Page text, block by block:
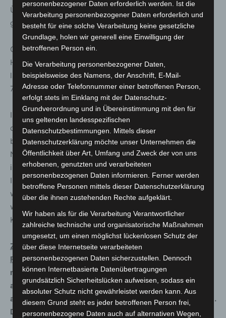
Über Details kann die zuständige Kommune Auskunft
geben.
Genesen sind in Niedersachsen nach einschlägiger
Hochrechnung 84.534 der bislang gemeldeten
laborbestätigten Fälle. Das entspricht einem Anteil von
79,9 Prozent.
In niedersächsischen Kliniken werden derzeit 1.385 mit
dem Virus infizierte Patientinnen und Patienten
behandelt: Davon liegen 1.127 Erwachsene auf
Normalstationen, 245 Erwachsene benötigen
intensivmedizinische Behandlung. Auf den
Intensivstationen müssen 153 Erwachsene beatmet
werden, 16 davon auf einem ECMO-Platz. Zwölf Kinder
werden aktuell auf einer Normalstation behandelt, ein
Kind wird auf einer Intensivstation behandelt.
Zur Interpretation der aktuellen
Fallzahlen:Erfahrungsgemäß sind die Meldezahlen
nach den Wochenenden und nach Feiertagen niedriger
als an den übrigen Wochentagen. Grund dafür ist, dass
an Wochenenden und Feiertagen weniger getestet wird.
Durch die zusätzlichen Feiertage über Weihnachten ist
personenbezogener Daten erforderlich werden. Ist die
Verarbeitung personenbezogener Daten erforderlich und
besteht für eine solche Verarbeitung keine gesetzliche
Grundlage, holen wir generell eine Einwilligung der
betroffenen Person ein.
Die Verarbeitung personenbezogener Daten,
beispielsweise des Namens, der Anschrift, E-Mail-
Adresse oder Telefonnummer einer betroffenen Person,
erfolgt stets im Einklang mit der Datenschutz-
Grundverordnung und in Übereinstimmung mit den für
uns geltenden landesspezifischen
Datenschutzbestimmungen. Mittels dieser
Datenschutzerklärung möchte unser Unternehmen die
Öffentlichkeit über Art, Umfang und Zweck der von uns
erhobenen, genutzten und verarbeiteten
personenbezogenen Daten informieren. Ferner werden
betroffene Personen mittels dieser Datenschutzerklärung
über die ihnen zustehenden Rechte aufgeklärt.
Wir haben als für die Verarbeitung Verantwortlicher
zahlreiche technische und organisatorische Maßnahmen
umgesetzt, um einen möglichst lückenlosen Schutz der
über diese Internetseite verarbeiteten
personenbezogenen Daten sicherzustellen. Dennoch
können Internetbasierte Datenübertragungen
grundsätzlich Sicherheitslücken aufweisen, sodass ein
absoluter Schutz nicht gewährleistet werden kann. Aus
diesem Grund steht es jeder betroffenen Person frei,
personenbezogene Daten auch auf alternativen Wegen,